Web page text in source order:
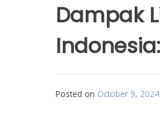
Dampak
Posted on October 9, 2024